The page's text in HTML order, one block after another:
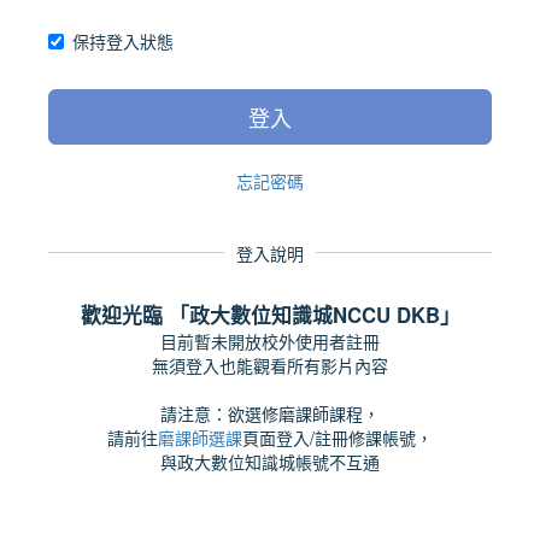
保持登入狀態
登入
忘記密碼
登入說明
歡迎光臨 「政大數位知識城NCCU DKB」
目前暫未開放校外使用者註冊
無須登入也能觀看所有影片內容
請注意：欲選修磨課師課程，
請前往磨課師選課頁面登入/註冊修課帳號，
與政大數位知識城帳號不互通